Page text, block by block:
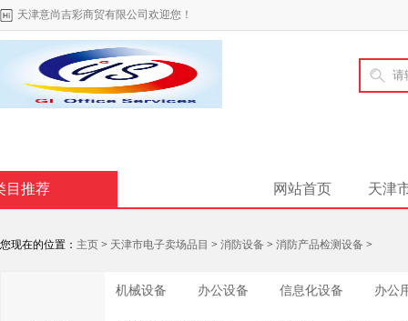
天津意尚吉彩商贸有限公司欢迎您！
网站首页 天津
目推荐
您现在的位置： 主页 > 天津市电子卖场品目 > 消防设备 > 消防产品检测设备 >
机械设备 办公设备 信息化设备 办公